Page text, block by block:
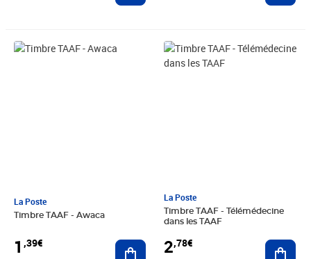
La Poste
Timbre TAAF - Awaca
1 ,39€
Prix 1,39€
Ajouter au panier
La Poste
Timbre TAAF - Télémédecine
dans les TAAF
2,78€
Prix 2,78€